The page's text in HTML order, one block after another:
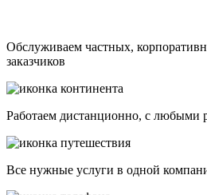
Обслуживаем частных,
заказчиков
Работаем дистанционно, с любыми
Все нужные услуги в одной